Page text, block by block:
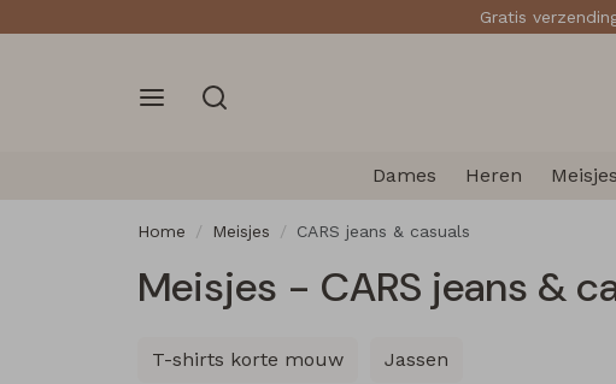
Gratis
Dames Heren Meisjes
Home Meisjes CARS jeans & casuals
Meisjes - CARS jeans &
T-shirts korte mouw Jassen